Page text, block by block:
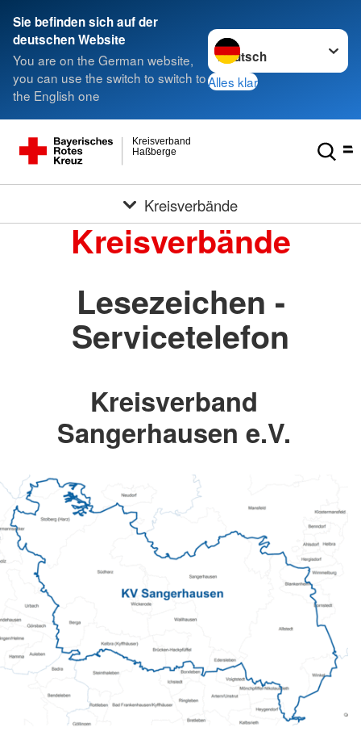
Sie befinden sich auf der
deutschen Website
You are on the German website,
you can use the switch to switch to
the English one
Sprache wechseln zu
Alles klar
Haßberge
Kreisverband
Kreisverbände
Kreisverbände
Lesezeichen -
Servicetelefon
Kreisverband
Sangerhausen e.V.